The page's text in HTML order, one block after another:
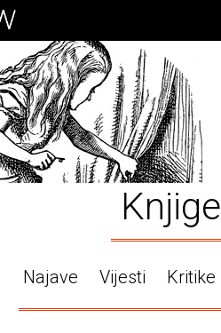
Knjige
Najave Vijesti Kritike